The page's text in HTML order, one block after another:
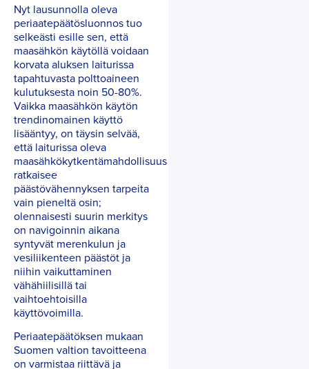
Nyt lausunnolla oleva
periaatepäätösluonnos tuo
selkeästi esille sen, että
maasähkön käytöllä voidaan
korvata aluksen laiturissa
tapahtuvasta polttoaineen
kulutuksesta noin 50-80%.
Vaikka maasähkön käytön
trendinomainen käyttö
lisääntyy, on täysin selvää,
että laiturissa oleva
maasähkökytkentämahdollisuus
ratkaisee
päästövähennyksen tarpeita
vain pieneltä osin;
olennaisesti suurin merkitys
on navigoinnin aikana
syntyvät merenkulun ja
vesiliikenteen päästöt ja
niihin vaikuttaminen
vähähiilisillä tai
vaihtoehtoisilla
käyttövoimilla.
Periaatepäätöksen mukaan
Suomen valtion tavoitteena
on varmistaa riittävä ja